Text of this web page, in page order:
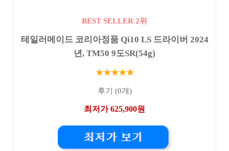
BEST SELLER 2위
테일러메이드 코리아정품 Qi10 LS 드라이버 2024
년, TM50 9도SR(54g)
★★★★★
후기 (0개)
최저가 625,900원